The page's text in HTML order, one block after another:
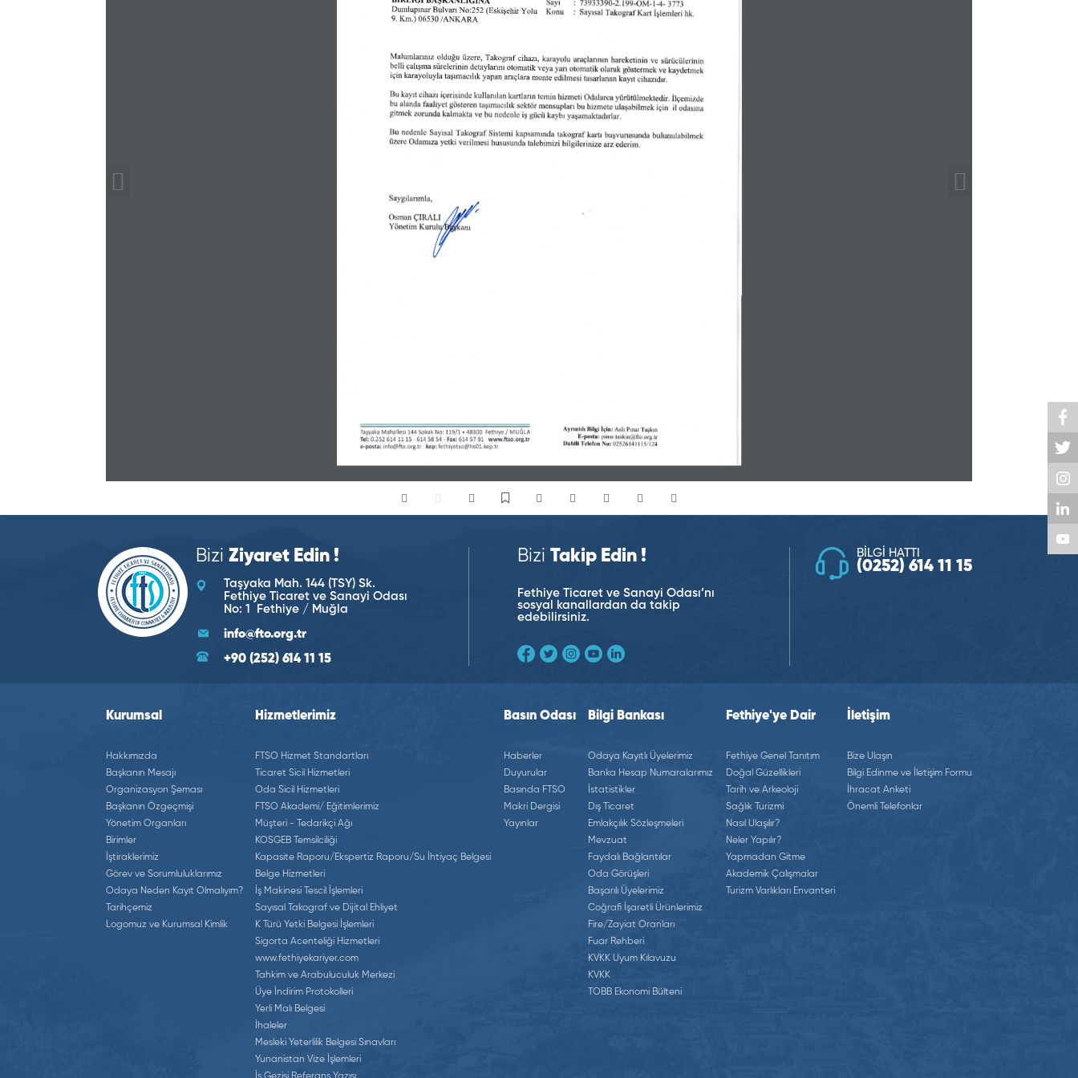
Bizi Ziyaret Edin !
Taşyaka Mah. 144 (TSY) Sk.
Fethiye Ticaret ve Sanayi Odası
No: 1 Fethiye / Muğla
info@fto.org.tr
+90 (252) 614 11 15
Bizi Takip Edin !
Fethiye Ticaret ve Sanayi Odası’nı
sosyal kanallardan da takip
edebilirsiniz.
BİLGİ HATTI
(0252) 614 11 15
Kurumsal
Hakkımızda
Başkanın Mesajı
Organizasyon Şeması
Başkanın Özgeçmişi
Yönetim Organları
Birimler
İştiraklerimiz
Görev ve Sorumluluklarımız
Odaya Neden Kayıt Olmalıyım?
Tarihçemiz
Logomuz ve Kurumsal Kimlik
Hizmetlerimiz
FTSO Hizmet Standartları
Ticaret Sicil Hizmetleri
Oda Sicil Hizmetleri
FTSO Akademi/ Eğitimlerimiz
Müşteri - Tedarikçi Ağı
KOSGEB Temsilciliği
Kapasite Raporu/Ekspertiz Raporu/Su İhtiyaç Belgesi
Belge Hizmetleri
İş Makinesi Tescil İşlemleri
Sayısal Takograf ve Dijital Ehliyet
K Türü Yetki Belgesi İşlemleri
Sigorta Acenteliği Hizmetleri
www.fethiyekariyer.com
Tahkim ve Arabuluculuk Merkezi
Üye İndirim Protokolleri
Yerli Malı Belgesi
İhaleler
Mesleki Yeterlilik Belgesi Sınavları
Yunanistan Vize İşlemleri
Basın Odası
Haberler
Duyurular
Basında FTSO
Makri Dergisi
Yayınlar
Bilgi Bankası
Odaya Kayıtlı Üyelerimiz
Banka Hesap Numaralarımız
İstatistikler
Dış Ticaret
Emlakçılık Sözleşmeleri
Mevzuat
Faydalı Bağlantılar
Oda Görüşleri
Başarılı Üyelerimiz
Coğrafi İşaretli Ürünlerimiz
Fire/Zayiat Oranları
Fuar Rehberi
KVKK Uyum Kılavuzu
KVKK
TOBB Ekonomi Bülteni
Fethiye'ye Dair
Fethiye Genel Tanıtım
Doğal Güzellikleri
Tarih ve Arkeoloji
Sağlık Turizmi
Nasıl Ulaşılır?
Neler Yapılır?
Yapmadan Gitme
Akademik Çalışmalar
Turizm Varlıkları Envanteri
İletişim
Bize Ulaşın
Bilgi Edinme ve İletişim Formu
İhracat Anketi
Önemli Telefonlar